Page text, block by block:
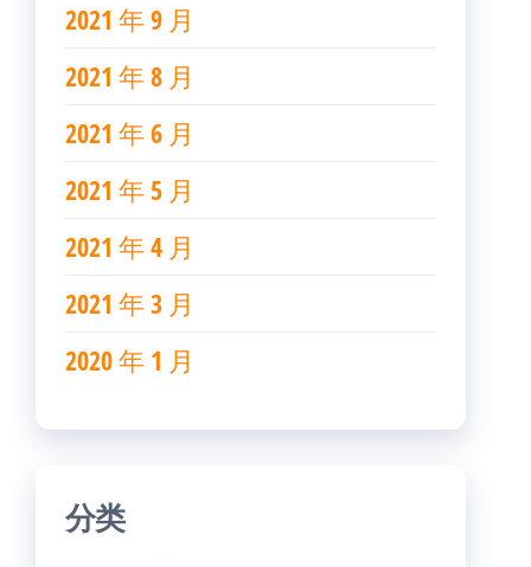
2021 年 9 月
2021 年 8 月
2021 年 6 月
2021 年 5 月
2021 年 4 月
2021 年 3 月
2020 年 1 月
分类